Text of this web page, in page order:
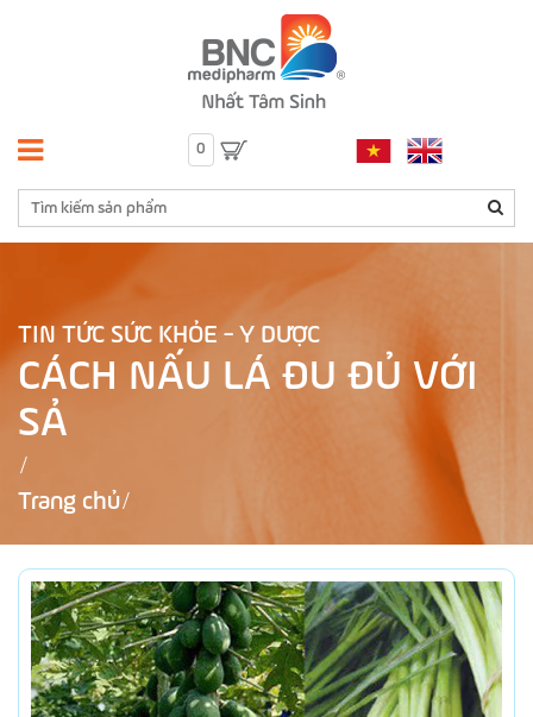
0
TIN TỨC SỨC KHỎE - Y DƯỢC
CÁCH NẤU LÁ ĐU ĐỦ VỚI
SẢ
Trang chủ